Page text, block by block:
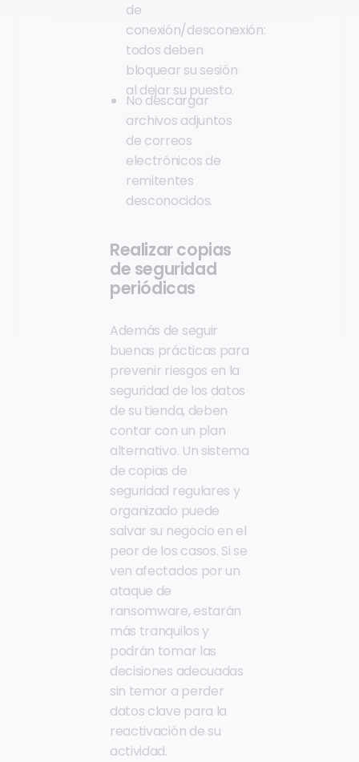
de
conexión/desconexión:
todos deben
bloquear su sesión
al dejar su puesto.
No descargar
archivos adjuntos
de correos
electrónicos de
remitentes
desconocidos.
Realizar copias
de seguridad
periódicas
Además de seguir
buenas prácticas para
prevenir riesgos en la
seguridad de los datos
de su tienda, deben
contar con un plan
alternativo. Un sistema
de copias de
seguridad regulares y
organizado puede
salvar su negocio en el
peor de los casos. Si se
ven afectados por un
ataque de
ransomware, estarán
más tranquilos y
podrán tomar las
decisiones adecuadas
sin temor a perder
datos clave para la
reactivación de su
actividad.